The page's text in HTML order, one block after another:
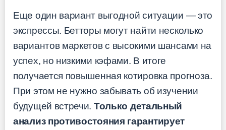
Еще один вариант выгодной ситуации — это
экспрессы. Бетторы могут найти несколько
вариантов маркетов с высокими шансами на
успех, но низкими кэфами. В итоге
получается повышенная котировка прогноза.
При этом не нужно забывать об изучении
будущей встречи. Только детальный
анализ противостояния гарантирует